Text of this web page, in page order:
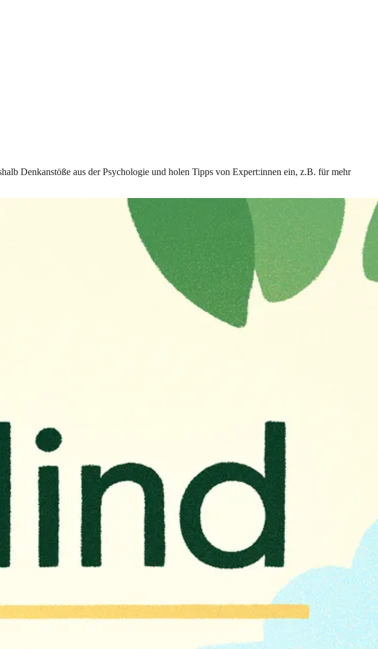
Denkanstöße aus der Psychologie und holen Tipps von Expert:innen ein, z.B. für mehr